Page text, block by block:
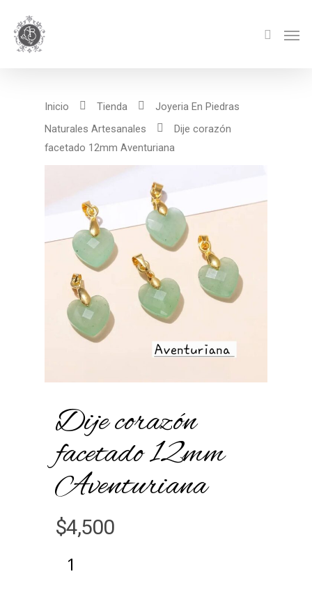
Inicio Tienda
Joyeria En Piedras
Naturales Artesanales
Dije corazón
facetado 12mm Aventuriana
Dije corazón
facetado 12mm
Aventuriana
$4,500